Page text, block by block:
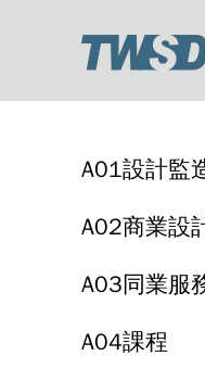
A01設計監
A02商業設
A03同業服
A04課程